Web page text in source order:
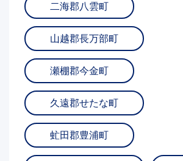
二海郡八雲町
山越郡長万部町
瀬棚郡今金町
久遠郡せたな町
虻田郡豊浦町